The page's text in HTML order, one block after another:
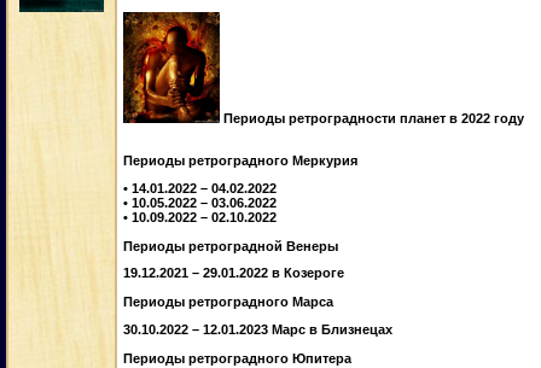
Периоды ретроградности планет в 2022 году
Периоды ретроградного Меркурия
• 14.01.2022 – 04.02.2022
• 10.05.2022 – 03.06.2022
• 10.09.2022 – 02.10.2022
Периоды ретроградной Венеры
19.12.2021 – 29.01.2022 в Козероге
Периоды ретроградного Марса
30.10.2022 – 12.01.2023 Марс в Близнецах
Периоды ретроградного Юпитера